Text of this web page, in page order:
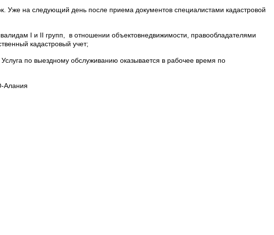
Уже на следующий день после приема документов специалистами кадастровой
I и II групп, в отношении объектовнедвижимости, правообладателями
кадастровый учет;
по выездному обслуживанию оказывается в рабочее время по
Алания